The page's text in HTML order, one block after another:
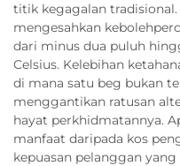
titik kegagalan
mengesahkan
dari minus dua puluh
Celsius. Kelebihan
di mana satu beg bukan
menggantikan ratusan
hayat perkhidmatannya.
manfaat daripada kos
kepuasan pelanggan